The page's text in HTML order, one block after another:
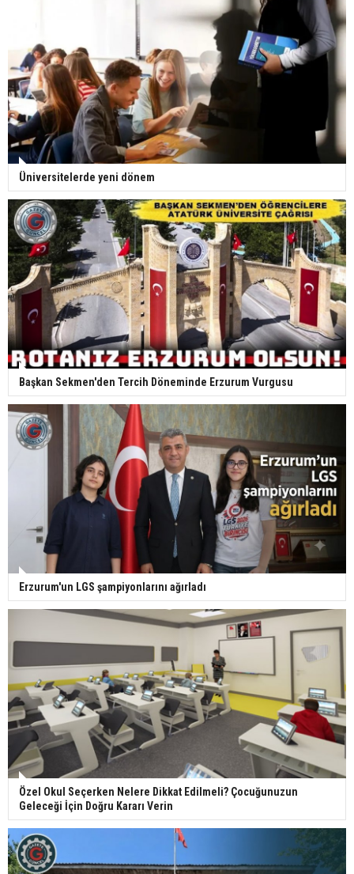
Üniversitelerde yeni dönem
Başkan Sekmen'den Tercih Döneminde Erzurum Vurgusu
Erzurum'un LGS şampiyonlarını ağırladı
Özel Okul Seçerken Nelere Dikkat Edilmeli? Çocuğunuzun
Geleceği İçin Doğru Kararı Verin